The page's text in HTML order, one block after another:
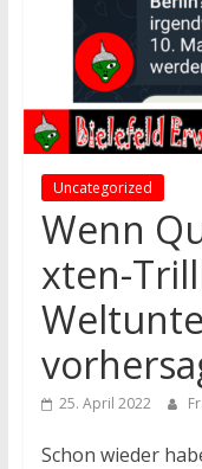
Uncategorized
Wenn
xten-
25. April 2022
Schon wieder